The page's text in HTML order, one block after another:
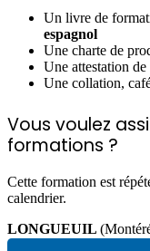
Un livre de
espagnol
Une charte de
Une attestation
Une collation,
Vous voulez
formations ?
Cette formation est
calendrier.
LONGUEUIL